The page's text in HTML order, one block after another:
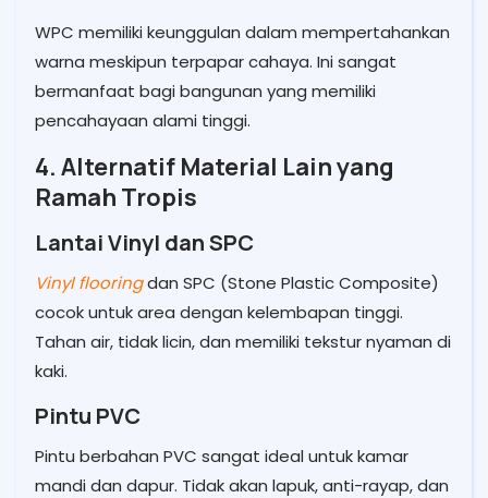
WPC memiliki keunggulan dalam mempertahankan
warna meskipun terpapar cahaya. Ini sangat
bermanfaat bagi bangunan yang memiliki
pencahayaan alami tinggi.
4. Alternatif Material Lain yang
Ramah Tropis
Lantai Vinyl dan SPC
Vinyl flooringdan SPC (Stone Plastic Composite)
cocok untuk area dengan kelembapan tinggi.
Tahan air, tidak licin, dan memiliki tekstur nyaman di
kaki.
Pintu PVC
Pintu berbahan PVC sangat ideal untuk kamar
mandi dan dapur. Tidak akan lapuk, anti-rayap, dan